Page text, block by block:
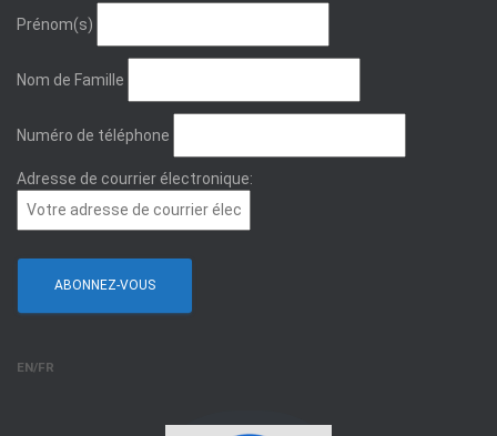
Prénom(s)
Nom de Famille
Numéro de téléphone
Adresse de courrier électronique:
EN/FR